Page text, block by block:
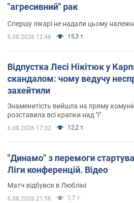
"агресивний" рак
Спершу лікарі не надали цьому
6.08.2026 12:46 15,3 т.
Відпустка Лесі Нікітюк у
скандалом: чому ведучу
захейтили
Знаменитість вийшла на пряму
розставила всі крапки над "і"
6.08.2026 17:32 12,2 т.
"Динамо" з перемоги
Ліги конференцій. Відео
Матч відбувся в Любліні
6.08.2026 21:56 1,7 т.